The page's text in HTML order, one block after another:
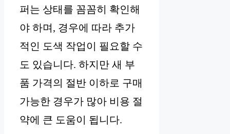
퍼는 상태를 꼼꼼히 확인해
야 하며, 경우에 따라 추가
적인 도색 작업이 필요할 수
도 있습니다. 하지만 새 부
품 가격의 절반 이하로 구매
가능한 경우가 많아 비용 절
약에 큰 도움이 됩니다.